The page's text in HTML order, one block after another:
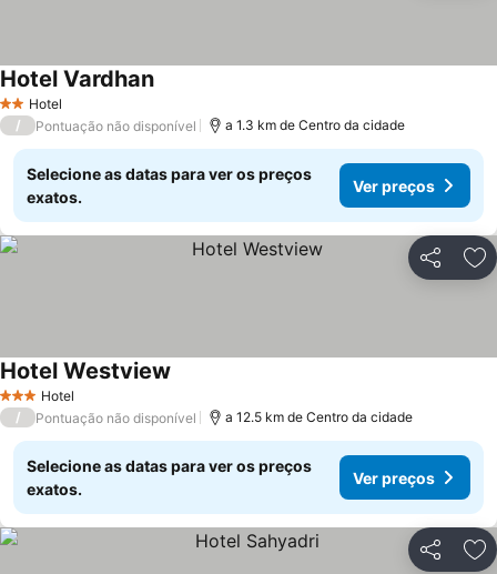
2 Estrelas
Hotel
Hotel VardhanVer preços
/ Pontuação não disponível a 1.3 km de Centro da cidade
Selecione as datas para ver os preços
exatos.
Ver preços
Partilhar
3 EstrelasHotel
Hotel Westview
/ Pontuação não disponível a 12.5 km de Centro da cidade
Selecione as datas para ver os preços
exatos.
Ver preços
Partilhar